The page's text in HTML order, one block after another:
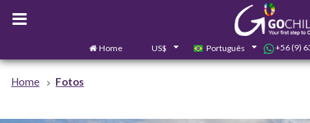
Home US$ Português +56 (9)
Home Fotos